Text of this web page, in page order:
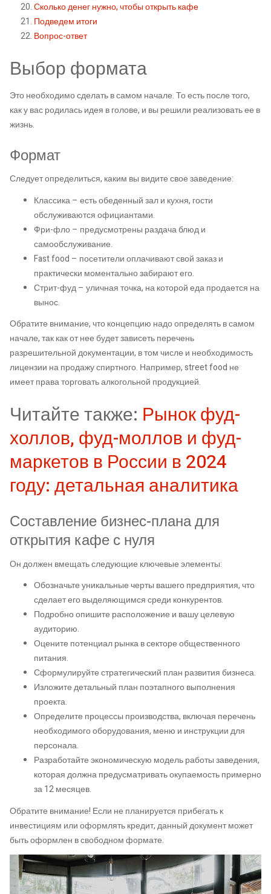
Сколько денег нужно, чтобы открыть кафе
Подведем итоги
Вопрос-ответ
Выбор формата
Это необходимо сделать в самом начале. То есть после того,
как у вас родилась идея в голове, и вы решили реализовать ее в
жизнь.
Формат
Следует определиться, каким вы видите свое заведение:
Классика – есть обеденный зал и кухня, гости
обслуживаются официантами.
Фри-фло – предусмотрены раздача блюд и
самообслуживание.
Fast food – посетители оплачивают свой заказ и
практически моментально забирают его.
Стрит-фуд – уличная точка, на которой еда продается на
вынос.
Обратите внимание, что концепцию надо определять в самом
начале, так как от нее будет зависеть перечень
разрешительной документации, в том числе и необходимость
лицензии на продажу спиртного. Например, street food не
имеет права торговать алкогольной продукцией.
Читайте также: Рынок фуд-
холлов, фуд-моллов и фуд-
маркетов в России в 2024
году: детальная аналитика
Составление бизнес-плана для
открытия кафе с нуля
Он должен вмещать следующие ключевые элементы:
Обозначьте уникальные черты вашего предприятия, что
сделает его выделяющимся среди конкурентов.
Подробно опишите расположение и вашу целевую
аудиторию.
Оцените потенциал рынка в секторе общественного
питания.
Сформулируйте стратегический план развития бизнеса.
Изложите детальный план поэтапного выполнения
проекта.
Определите процессы производства, включая перечень
необходимого оборудования, меню и инструкции для
персонала.
Разработайте экономическую модель работы заведения,
которая должна предусматривать окупаемость примерно
за 12 месяцев.
Обратите внимание! Если не планируется прибегать к
инвестициям или оформлять кредит, данный документ может
быть оформлен в свободном формате.